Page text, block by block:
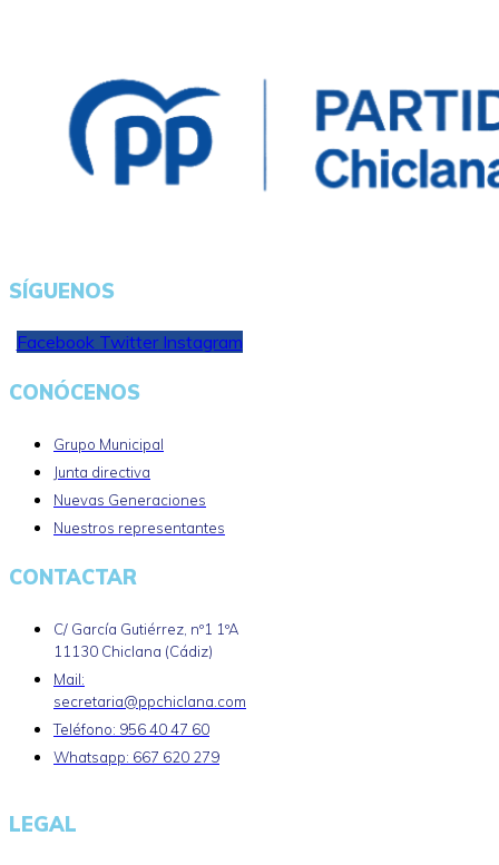
SÍGUENOS
Facebook Twitter Instagram
CONÓCENOS
Grupo Municipal
Junta directiva
Nuevas Generaciones
Nuestros representantes
CONTACTAR
C/ García Gutiérrez, nº1 1ºA
11130 Chiclana (Cádiz)
Mail:
secretaria@ppchiclana.com
Teléfono: 956 40 47 60
Whatsapp: 667 620 279
LEGAL